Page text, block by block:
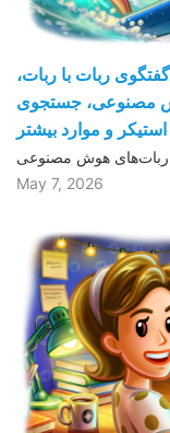
ربات با ربات،
مصنوعی، جستجوی
May 7, 2026